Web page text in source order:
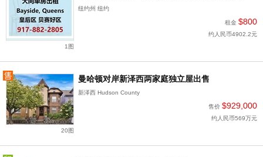
1图
纽约州 纽约
租金 $800
约人民币4902.2元
20图
曼哈顿对岸新泽西两家庭独立屋出售
新泽西 Hudson County
售价 $929,000
约人民币569万元